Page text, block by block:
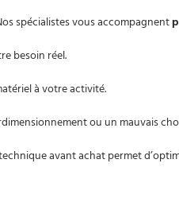
spécialistes vous accompagnent
besoin réel.
à votre activité.
ou un mauvais
avant achat permet